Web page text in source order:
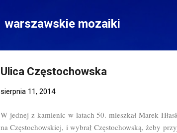
warszawskie mozaiki
Ulica Częstochowska
sierpnia 11, 2014
W jednej z kamienic w latach 50. mieszkał Marek
na Częstochowskiej, i wybrał Częstochowską, żeby